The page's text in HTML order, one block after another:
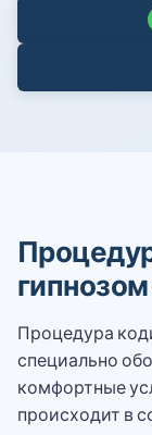
Процедура
специально
комфортные
происходит в